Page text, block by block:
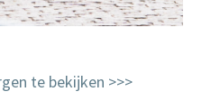
te bekijken >>>